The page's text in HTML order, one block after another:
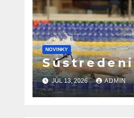
NOVINKY
S ú s t r e d e n i
JÚL 13, 2026 ADMIN